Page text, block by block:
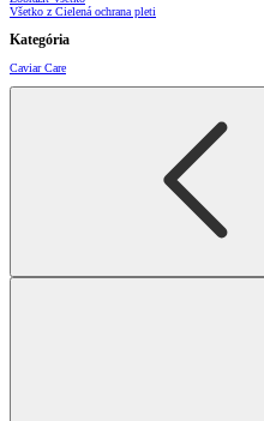
Všetko z Cielená ochrana pleti
Kategória
Caviar Care